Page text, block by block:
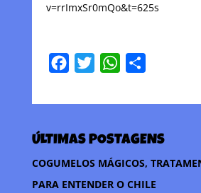
v=rrImxSr0mQo&t=625s
c
b
o
o
i
t
e
r
W
a
s
A
p
m
a
r
t
ÚLTIMAS POSTAGENS
COGUMELOS MÁGICOS,
PARA ENTENDER O CHILE